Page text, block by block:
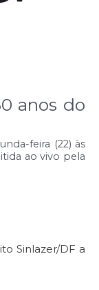
anos do
feira (22) às
ao vivo pela
Sinlazer/DF a